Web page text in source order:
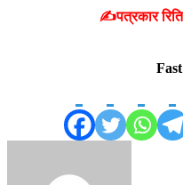
✍️पत्रकार